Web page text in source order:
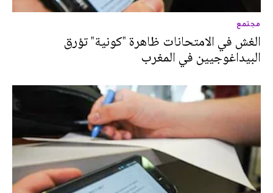
مجتمع
الغش في الامتحانات ظاهرة "كونية" تؤرق
البيداغوجيين في المغرب